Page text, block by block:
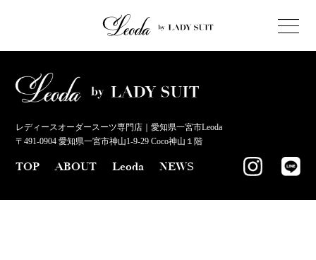
レディースオーダースーツ専門店｜愛知県一宮市Leoda
〒491-0904 愛知県一宮市神山1-9-29 Coco神山１階
TOP ABOUT Leoda NEWS